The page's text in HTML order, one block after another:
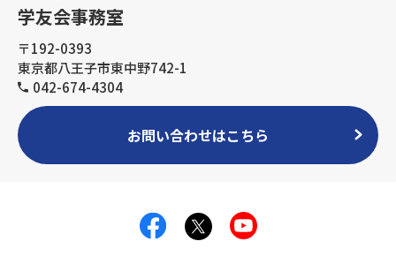
学友会事務室
〒192-0393
東京都八王子市東中野742-1
042-674-4304
お問い合わせはこちら